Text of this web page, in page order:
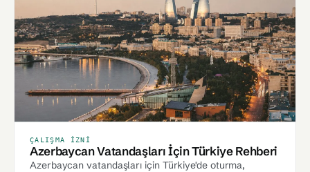
ÇALIŞMA İZNI
Azerbaycan Vatandaşları İçin Türkiye Rehberi
Azerbaycan vatandaşları için Türkiye'de oturma,